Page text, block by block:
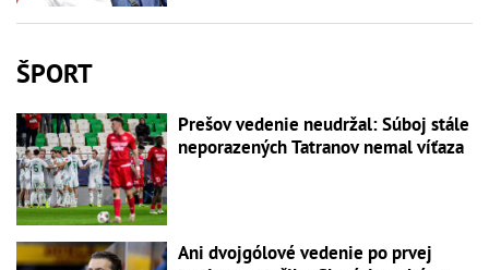
ŠPORT
Prešov vedenie neudržal: Súboj stále
neporazených Tatranov nemal víťaza
Ani dvojgólové vedenie po prvej